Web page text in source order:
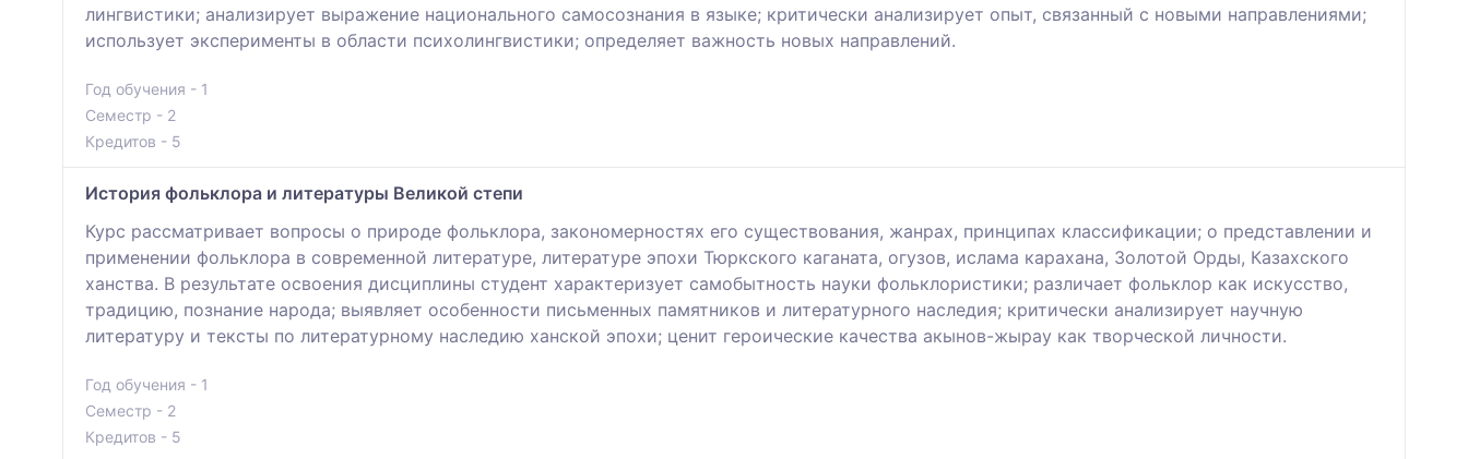
лингвистики; анализирует выражение национального самосознания в языке; критически анализирует опыт, связанный с новыми направлениями;
использует эксперименты в области психолингвистики; определяет важность новых направлений.
Год обучения - 1
Семестр - 2
Кредитов - 5
История фольклора и литературы Великой степи
Курс рассматривает вопросы о природе фольклора, закономерностях его существования, жанрах, принципах классификации; о представлении и
применении фольклора в современной литературе, литературе эпохи Тюркского каганата, огузов, ислама карахана, Золотой Орды, Казахского
ханства. В результате освоения дисциплины студент характеризует самобытность науки фольклористики; различает фольклор как искусство,
традицию, познание народа; выявляет особенности письменных памятников и литературного наследия; критически анализирует научную
литературу и тексты по литературному наследию ханской эпохи; ценит героические качества акынов-жырау как творческой личности.
Год обучения - 1
Семестр - 2
Кредитов - 5